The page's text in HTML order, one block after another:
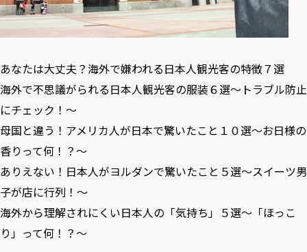
あなたは大丈夫？海外で嫌われる日本人観光客の特徴７選
海外で不思議がられる日本人観光客の服装６選〜トラブル防止
にチェック！〜
母国と違う！アメリカ人が日本で驚いたこと１０選～お日様の
香りって何！？～
ありえない！日本人がヨルダンで驚いたこと５選〜スイーツ男
子が店に行列！〜
海外から理解されにくい日本人の「気持ち」５選〜「ほっこ
り」って何！？〜